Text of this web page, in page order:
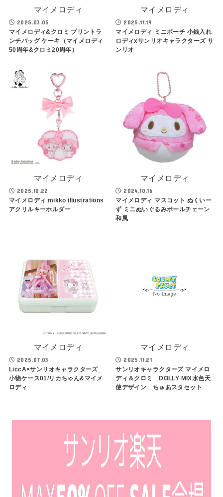
マイメロディ
2025.03.05
マイメロディ&クロミ プリントラ
ンチバッグ ケーキ（マイメロディ
50周年&クロミ20周年）
マイメロディ
2025.11.19
マイメロディ ミニポーチ 小銭入れ
ロディxサンリオキャラクターズ サ
ンリオ
マイメロディ
2025.10.22
マイメロディ mikko illustrations
アクリルキーホルダー
マイメロディ
2024.10.16
マイメロディ マスコット ぬくいー
ず ミニぬいぐるみボールチェーン
和風
マイメロディ
2025.07.03
LiccA×サンリオキャラクターズ_
小物ケース01/リカちゃん&マイメ
ロディ
マイメロディ
2025.11.21
サンリオキャラクターズ マイメロ
ディ＆クロミ DOLLY MIX水色天
使デザイン ちゅあスタセット